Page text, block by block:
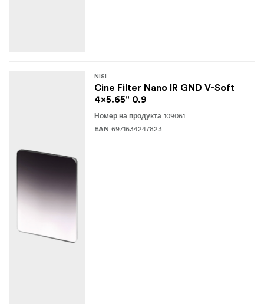
NISI
Cine Filter Nano IR GND V-Soft
4x5.65" 0.9
Номер на продукта 109061
EAN 6971634247823